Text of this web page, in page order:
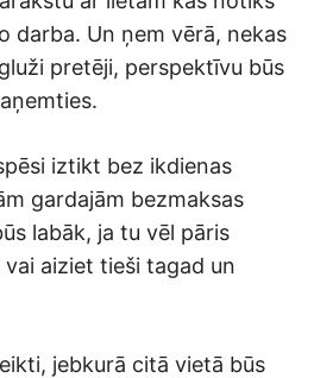
darba. Un ņem vērā, nekas
pretēji, perspektīvu būs
iztikt bez ikdienas
gardajām bezmaksas
labāk, ja tu vēl pāris
aiziet tieši tagad un
jebkurā citā vietā būs